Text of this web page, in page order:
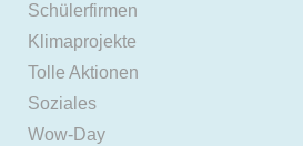
Schülerfirmen
Klimaprojekte
Tolle Aktionen
Soziales
Wow-Day